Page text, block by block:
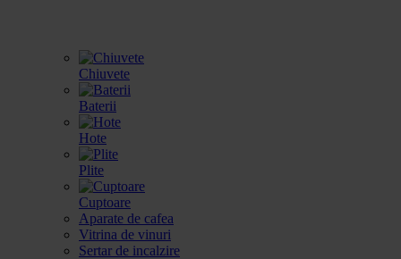
Chiuvete
Baterii
Hote
Plite
Cuptoare
Aparate de cafea
Vitrina de vinuri
Sertar de incalzire